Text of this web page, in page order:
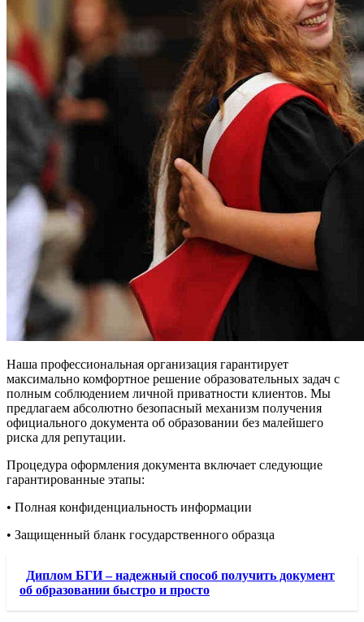
Наша профессиональная организация гарантирует
максимально комфортное решение образовательных задач с
полным соблюдением личной приватности клиентов. Мы
предлагаем абсолютно безопасный механизм получения
официального документа об образовании без малейшего
риска для репутации.
Процедура оформления документа включает следующие
гарантированные этапы:
• Полная конфиденциальность информации
• Защищенный бланк государственного образца
Диплом БГИ – надежный способ получить документ
об образовании быстро и просто